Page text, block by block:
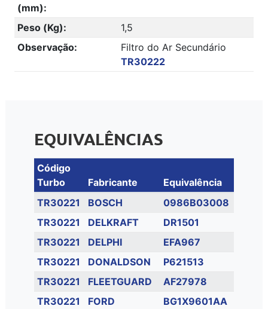
(mm):
Peso (Kg):
1,5
Observação:
Filtro do Ar Secundário
TR30222
EQUIVALÊNCIAS
Código
Turbo
Fabricante
Equivalência
TR30221
BOSCH
0986B03008
TR30221
DELKRAFT
DR1501
TR30221
DELPHI
EFA967
TR30221
DONALDSON
P621513
TR30221
FLEETGUARD
AF27978
TR30221
FORD
BG1X9601AA